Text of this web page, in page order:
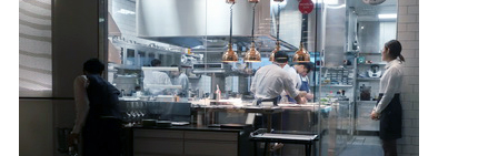
個人著作
活動實況記錄
媒體報導一覽